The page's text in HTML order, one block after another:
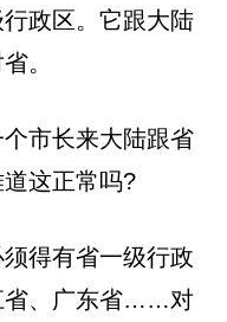
政区。它跟大陆
。
市长来大陆跟省
这正常吗?
得有省一级行政
省、广东省……对